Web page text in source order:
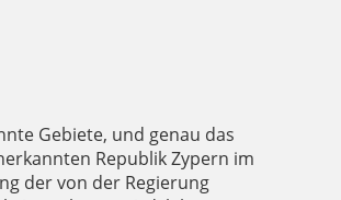
Gebiete, und genau das
Republik Zypern im
der von der Regierung